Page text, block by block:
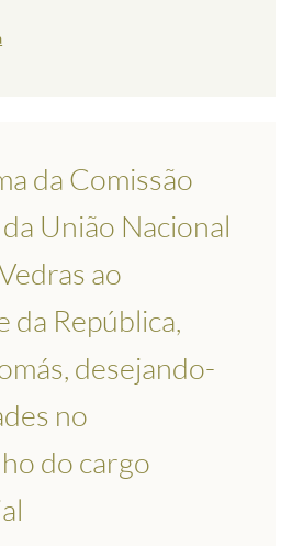
da Comissão
União Nacional
ao
da República,
desejando-
no
do cargo